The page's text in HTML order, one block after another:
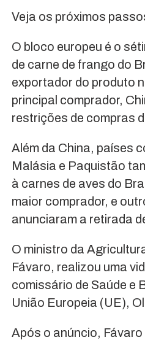
Veja os próximos
O bloco europeu é o
de carne de frango do
exportador do produto
principal comprador,
restrições de compras
Além da China, países
Malásia e Paquistão
à carnes de aves do
maior comprador, e
anunciaram a retirada
O ministro da
Fávaro, realizou uma
comissário de Saúde e
União Europeia (UE),
Após o anúncio,